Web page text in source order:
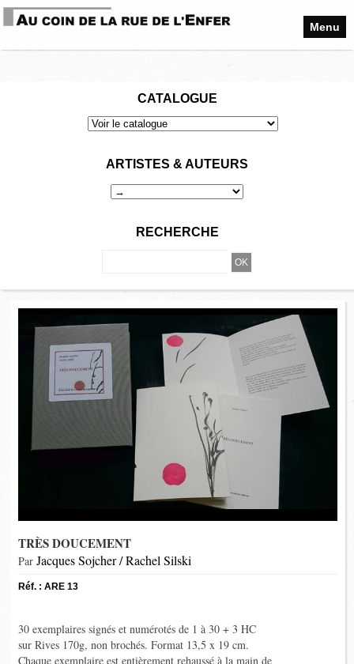
Menu
CATALOGUE
ARTISTES & AUTEURS
RECHERCHE
TRÈS DOUCEMENT
Par Jacques Sojcher / Rachel Silski
Réf. : ARE 13
30 exemplaires signés et numérotés de 1 à 30 + 3 HC
sur Rives 170g, non brochés. Format 13,5 x 19 cm.
Chaque exemplaire est entièrement rehaussé à la main de